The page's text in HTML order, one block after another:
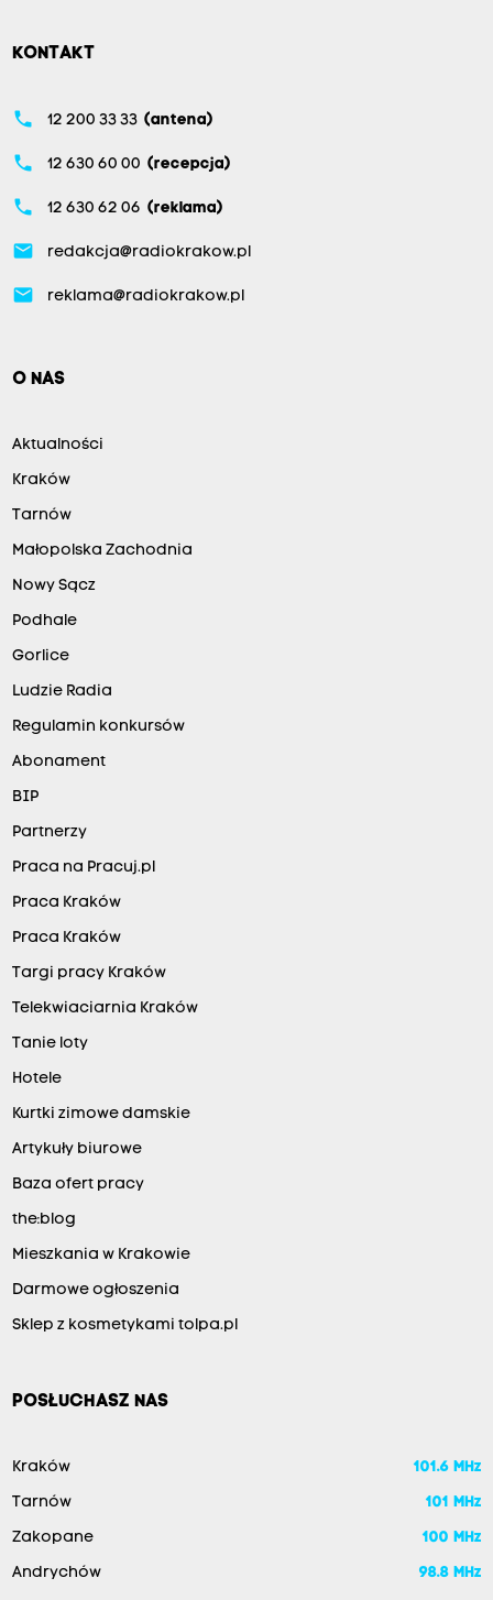
KONTAKT
phone 12 200 33 33 (antena)
phone 12 630 60 00 (recepcja)
phone 12 630 62 06 (reklama)
email redakcja@radiokrakow.pl
email reklama@radiokrakow.pl
O NAS
Aktualności
Kraków
Tarnów
Małopolska Zachodnia
Nowy Sącz
Podhale
Gorlice
Ludzie Radia
Regulamin konkursów
Abonament
BIP
Partnerzy
Praca na Pracuj.pl
Praca Kraków
Praca Kraków
Targi pracy Kraków
Telekwiaciarnia Kraków
Tanie loty
Hotele
Kurtki zimowe damskie
Artykuły biurowe
Baza ofert pracy
the:blog
Mieszkania w Krakowie
Darmowe ogłoszenia
Sklep z kosmetykami tolpa.pl
POSŁUCHASZ NAS
Kraków 101.6 MHz
Tarnów 101 MHz
Zakopane 100 MHz
Andrychów 98.8 MHz